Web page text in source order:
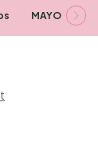
MAYORISTAS